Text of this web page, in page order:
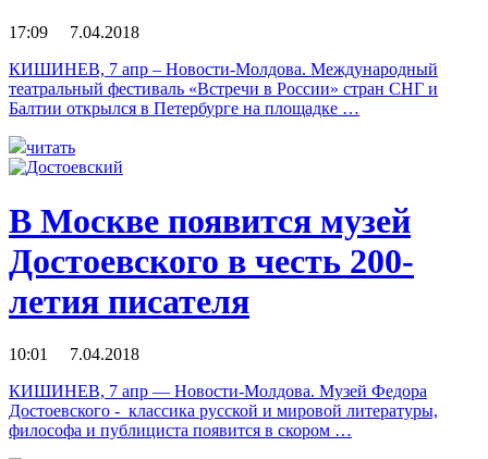
17:09 7.04.2018
КИШИНЕВ, 7 апр – Новости-Молдова. Международный
театральный фестиваль «Встречи в России» стран СНГ и
Балтии открылся в Петербурге на площадке …
читать
В Москве появится музей
Достоевского в честь 200-
летия писателя
10:01 7.04.2018
КИШИНЕВ, 7 апр — Новости-Молдова. Музей Федора
Достоевского - классика русской и мировой литературы,
философа и публициста появится в скором …